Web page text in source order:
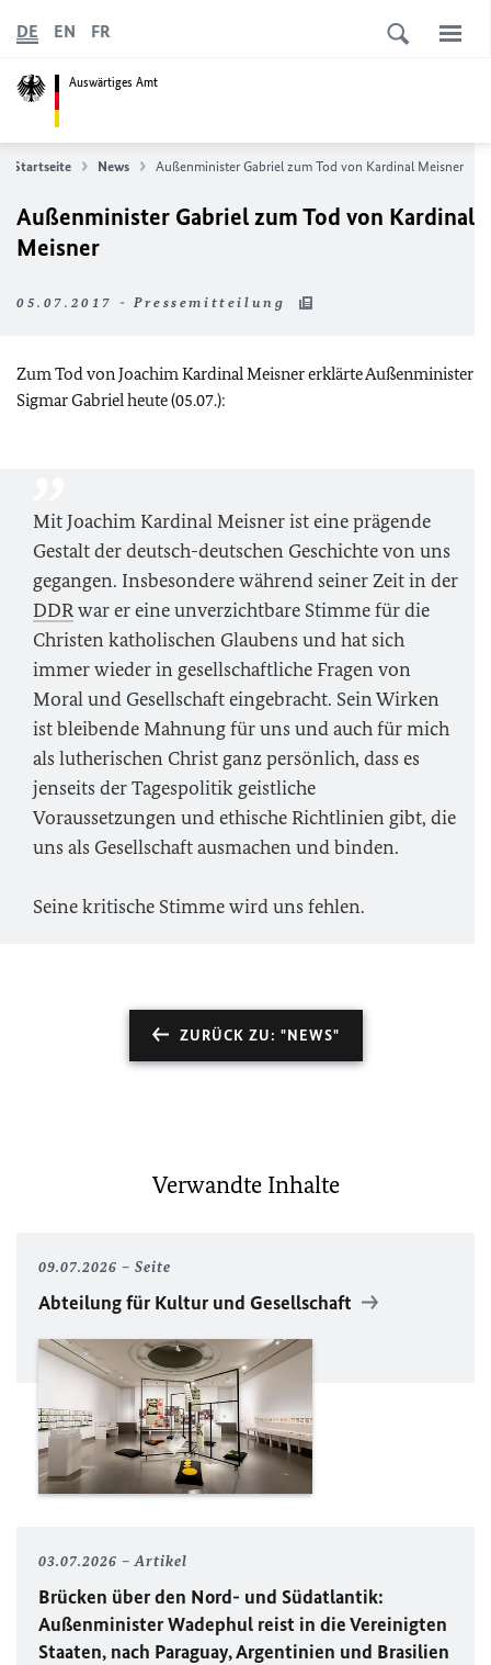
Auswärtiges Amt
DE EN FR
Startseite News Außenminister Gabriel zum Tod von Kardinal Meisner
Außenminister Gabriel zum Tod von Kardinal
Meisner
05.07.2017 - Pressemitteilung
Zum Tod von Joachim Kardinal Meisner erklärte Außenminister
Sigmar Gabriel heute (05.07.):
Mit Joachim Kardinal Meisner ist eine prägende
Gestalt der deutsch-deutschen Geschichte von uns
gegangen. Insbesondere während seiner Zeit in der
DDRwar er eine unverzichtbare Stimme für die
Christen katholischen Glaubens und hat sich
immer wieder in gesellschaftliche Fragen von
Moral und Gesellschaft eingebracht. Sein Wirken
ist bleibende Mahnung für uns und auch für mich
als lutherischen Christ ganz persönlich, dass es
jenseits der Tagespolitik geistliche
Voraussetzungen und ethische Richtlinien gibt, die
uns als Gesellschaft ausmachen und binden.
Seine kritische Stimme wird uns fehlen.
ZURÜCK ZU: "NEWS"
Verwandte Inhalte
09.07.2026 Seite
Abteilung für Kultur und Gesellschaft
03.07.2026 Artikel
Brücken über den Nord- und Südatlantik:
Außenminister Wadephul reist in die Vereinigten
Staaten, nach Paraguay, Argentinien und Brasilien